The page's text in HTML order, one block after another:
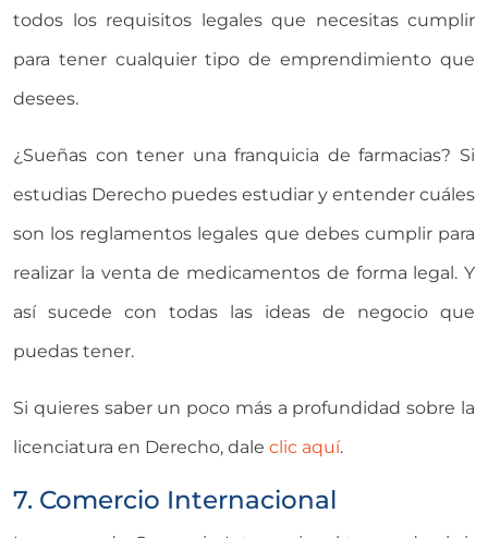
todos los requisitos legales que necesitas cumplir
para tener cualquier tipo de emprendimiento que
desees.
¿Sueñas con tener una franquicia de farmacias? Si
estudias Derecho puedes estudiar y entender cuáles
son los reglamentos legales que debes cumplir para
realizar la venta de medicamentos de forma legal. Y
así sucede con todas las ideas de negocio que
puedas tener.
Si quieres saber un poco más a profundidad sobre la
licenciatura en Derecho, dale clic aquí.
7. Comercio Internacional